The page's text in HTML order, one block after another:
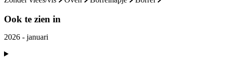
Ook te zien in
2026 - januari